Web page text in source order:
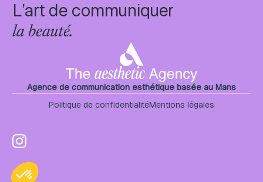
L’art de communiquer
la beauté.
Agence de communication esthétique basée au Mans
Politique de confidentialitéMentions légales